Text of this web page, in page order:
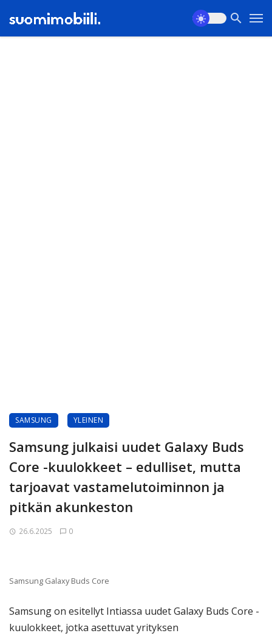
SAMSUNG YLEINEN
Samsung julkaisi uudet Galaxy Buds
Core -kuulokkeet – edulliset, mutta
tarjoavat vastamelutoiminnon ja
pitkän akunkeston
26.6.2025 0
Samsung Galaxy Buds Core
Samsung on esitellyt Intiassa uudet Galaxy Buds Core -
kuulokkeet, jotka asettuvat yrityksen